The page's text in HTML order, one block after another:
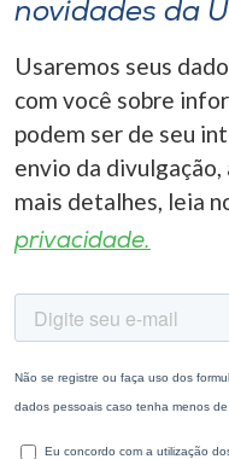
novidades da
Usaremos seus
com você sobre
podem ser de seu
envio da
mais detalhes, leia
privacidade.